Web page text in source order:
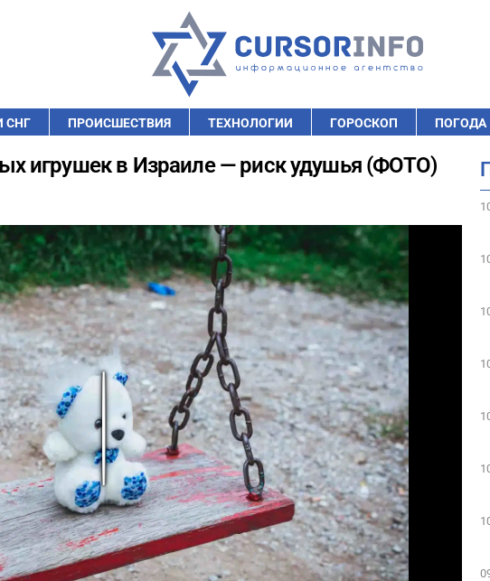
СНГ ПРОИСШЕСТВИЯ ТЕХНОЛОГИИ ГОРОСКОП ПОГОДА
игрушек в Израиле — риск удушья (ФОТО)
Play